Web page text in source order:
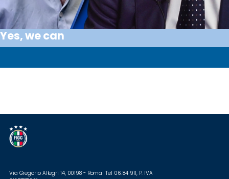
Yes, we can
Via Gregorio Allegri 14, 00198 - Roma Tel 06. 84 911, P. IVA